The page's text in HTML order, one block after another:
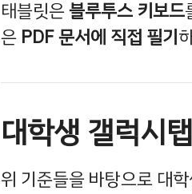
태블릿은블루투스 키보드
은 PDF 문서에 직접 필기
대학생 갤럭시
위 기준들을 바탕으로 대